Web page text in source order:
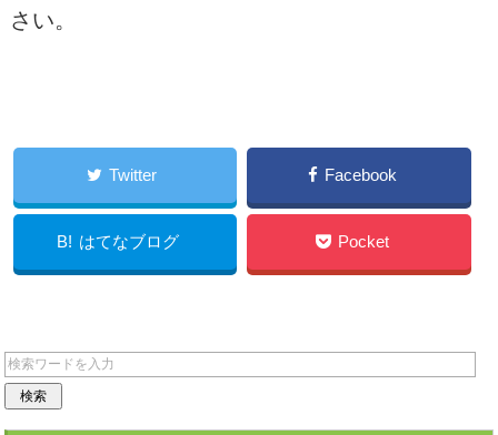
さい。
Twitter Facebook
B! はてなブログ Pocket